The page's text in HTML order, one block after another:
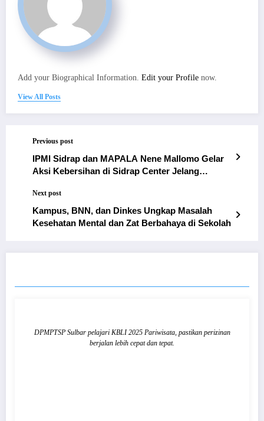
Add your Biographical Information. Edit your Profile now.
View All Posts
Previous post
IPMI Sidrap dan MAPALA Nene Mallomo Gelar
Aksi Kebersihan di Sidrap Center Jelang
Next post
Kampus, BNN, dan Dinkes Ungkap Masalah
Kesehatan Mental dan Zat Berbahaya di Sekolah
DPMPTSP Sulbar pelajari KBLI 2025 Pariwisata, pastikan perizinan
berjalan lebih cepat dan tepat.